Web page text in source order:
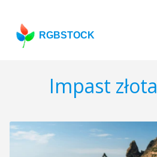
RGBSTOCK
Impast złota